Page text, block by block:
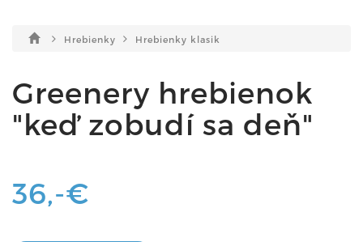
Hrebienky Hrebienky klasik
Greenery hrebienok
"keď zobudí sa deň"
36,-€